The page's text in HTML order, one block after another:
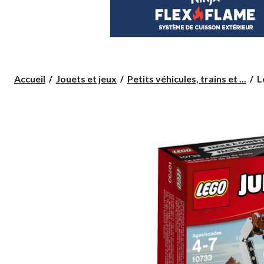
Accueil Jouets et jeux Petits véhicules, trains et ...
à